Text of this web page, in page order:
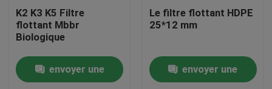
K2 K3 K5 Filtre
flottant Mbbr
Biologique
envoyer une
Le filtre flottant HDPE
25*12 mm
envoyer une